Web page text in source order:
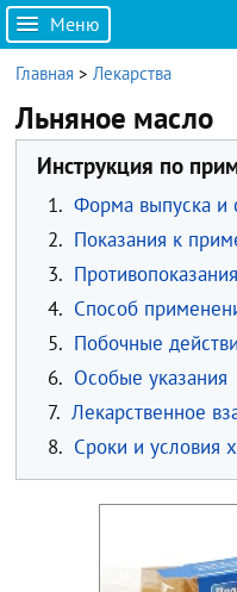
Меню
Главная >Лекарства
Льняное масло
Инструкция по
1. Форма выпуска и
2. Показания к
3. Противопоказания
4. Способ
5. Побочные
6. Особые указания
7. Лекарственное
8. Сроки и условия